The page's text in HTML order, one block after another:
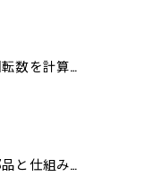
モーターの回転数を計算から実践まで徹底解説
モーターの部品と仕組みを図解で学ぶ基礎知識まとめ